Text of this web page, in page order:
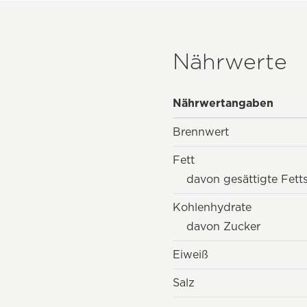
Nährwerte
Nährwertangaben
Brennwert
Fett
davon gesättigte
Kohlenhydrate
davon Zucker
Eiweiß
Salz